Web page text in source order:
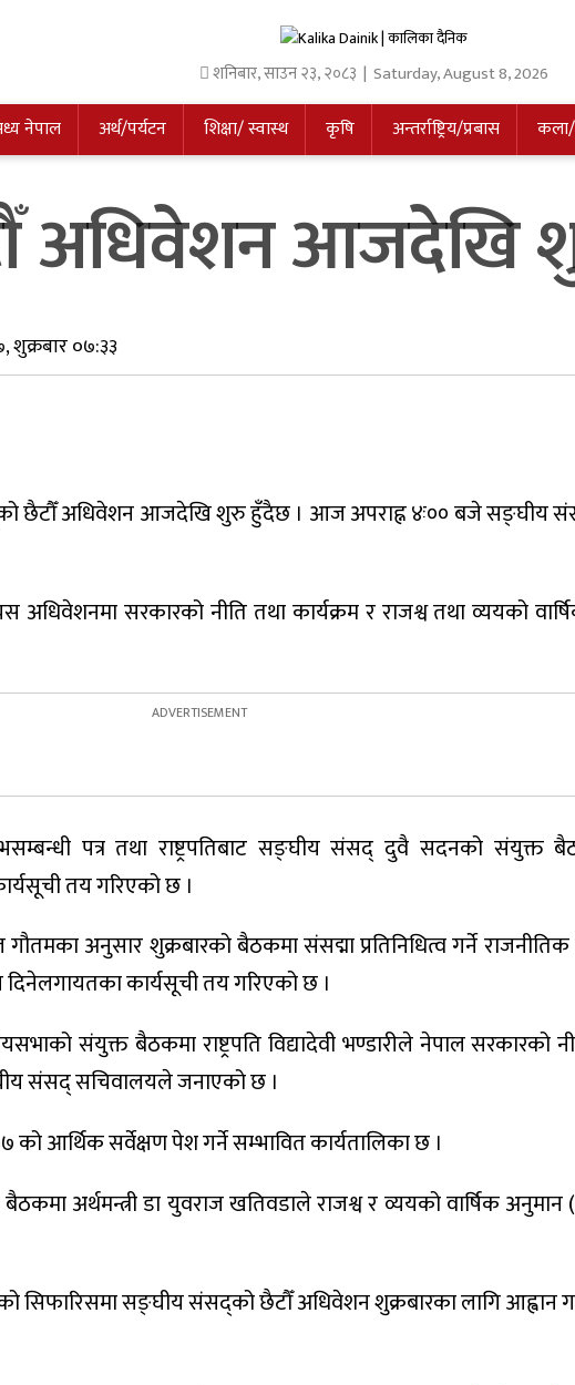
शनिबार,साउन२३,२०८३ | Saturday, August 8, 2026
नेपाल अर्थ/पर्यटन शिक्षा/ स्वास्थ कृषि अन्तर्राष्ट्रिय/प्रबास कला/
अधिवेशन आजदेखि
०७:३३
छैटौँ अधिवेशन आजदेखि शुरु हुँदैछ । आज अपराह्न ४ः०० बजे सङ्घीय
सरकारको नीति तथा कार्यक्रम र राजश्व तथा व्ययको
पत्र तथा राष्ट्रपतिबाट सङ्घीय संसद् दुवै सदनको संयुक्त
तय गरिएको छ ।
अनुसार शुक्रबारको बैठकमा संसद्मा प्रतिनिधित्व गर्ने
कार्यसूची तय गरिएको छ ।
संयुक्त बैठकमा राष्ट्रपति विद्यादेवी भण्डारीले नेपाल सरकारको
संसद् सचिवालयले जनाएको छ ।
आर्थिक सर्वेक्षण पेश गर्ने सम्भावित कार्यतालिका छ ।
अर्थमन्त्री डा युवराज खतिवडाले राजश्व र व्ययको वार्षिक अनुमान
सिफारिसमा सङ्घीय संसद्को छैटौँ अधिवेशन शुक्रबारका लागि आह्वान